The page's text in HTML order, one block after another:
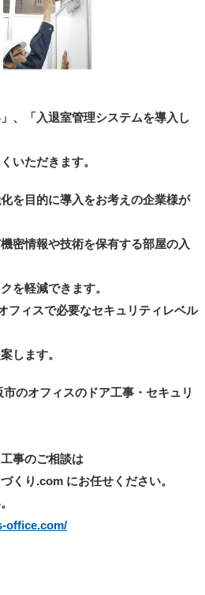
、「入退室管理システムを導入し
いただきます。
を目的に導入をお考えの企業様が
密情報や技術を保有する部屋の入
を軽減できます。
フィスで必要なセキュリティレベル
します。
のオフィスのドア工事・セキュリ
事のご相談は
くり.com にお任せください。
office.com/